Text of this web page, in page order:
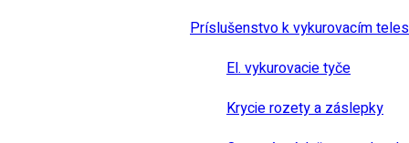
Príslušenstvo k vykurovacím
El. vykurovacie tyče
Krycie rozety a záslepky